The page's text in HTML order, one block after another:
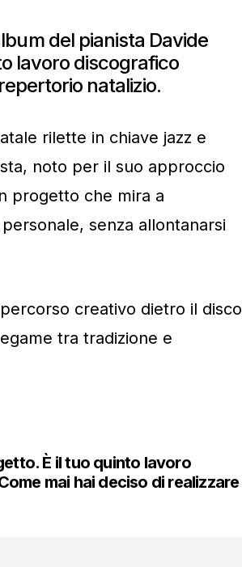
del pianista Davide
lavoro discografico
natalizio.
rilette in chiave jazz e
noto per il suo approccio
progetto che mira a
senza allontanarsi
creativo dietro il
tra tradizione e
È il tuo quinto lavoro
mai hai deciso di realizzare